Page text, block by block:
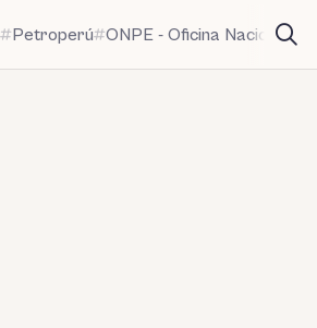
Petroperú ONPE - Oficina Nacional